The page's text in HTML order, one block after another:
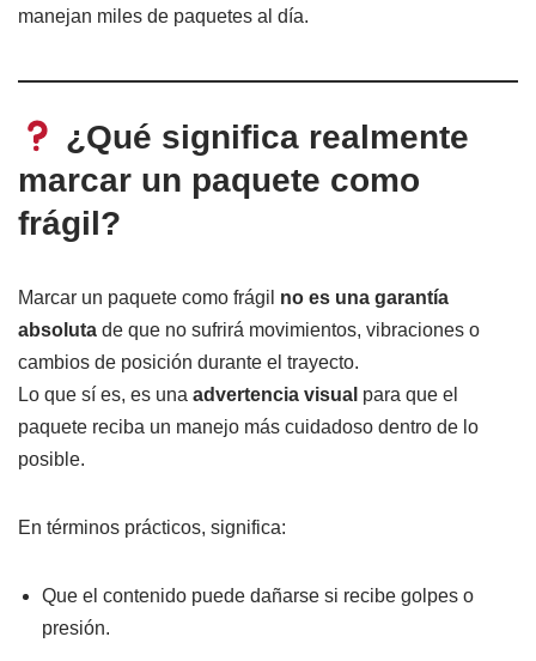
manejan miles de paquetes al día.
¿Qué significa realmente
marcar un paquete como
frágil?
Marcar un paquete como frágil no es una garantía
absoluta de que no sufrirá movimientos, vibraciones o
cambios de posición durante el trayecto.
Lo que sí es, es una advertencia visual para que el
paquete reciba un manejo más cuidadoso dentro de lo
posible.
En términos prácticos, significa:
Que el contenido puede dañarse si recibe golpes o
presión.